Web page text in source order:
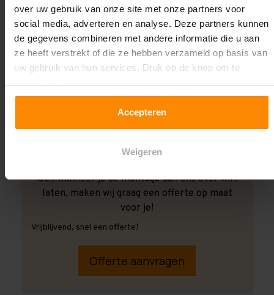
over uw gebruik van onze site met onze partners voor
social media, adverteren en analyse. Deze partners kunnen
de gegevens combineren met andere informatie die u aan
ze heeft verstrekt of die ze hebben verzameld op basis van
uw gebruik van hun services. Druk op de knop om te
Accepteren
Weigeren
Ook wanneer je de montage aan ons over wilt
laten, maken wij graag een offerte op maat
voor je!
Vrijblijvend, snel een offerte!
Offerte aanvragen